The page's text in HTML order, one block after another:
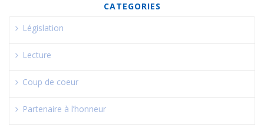
CATEGORIES
Législation
Lecture
Coup de coeur
Partenaire à l’honneur